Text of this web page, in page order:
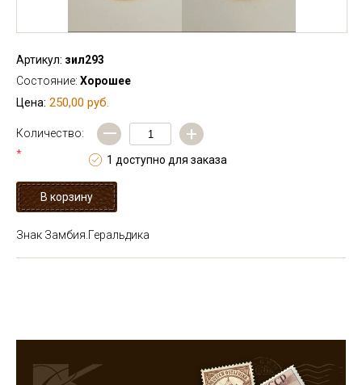
Артикул: зил293
Состояние: Хорошее
Цена: 250,00 руб.
Количество:
*
— +
1 доступно для заказа
Знак Замбия.Геральдика